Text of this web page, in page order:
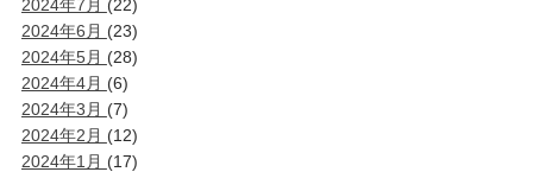
2024年7月 (22)
2024年6月 (23)
2024年5月 (28)
2024年4月 (6)
2024年3月 (7)
2024年2月 (12)
2024年1月 (17)